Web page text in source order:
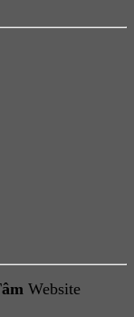
Website